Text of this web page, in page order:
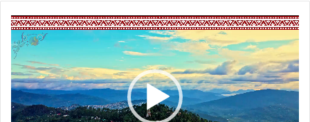
Video
Player